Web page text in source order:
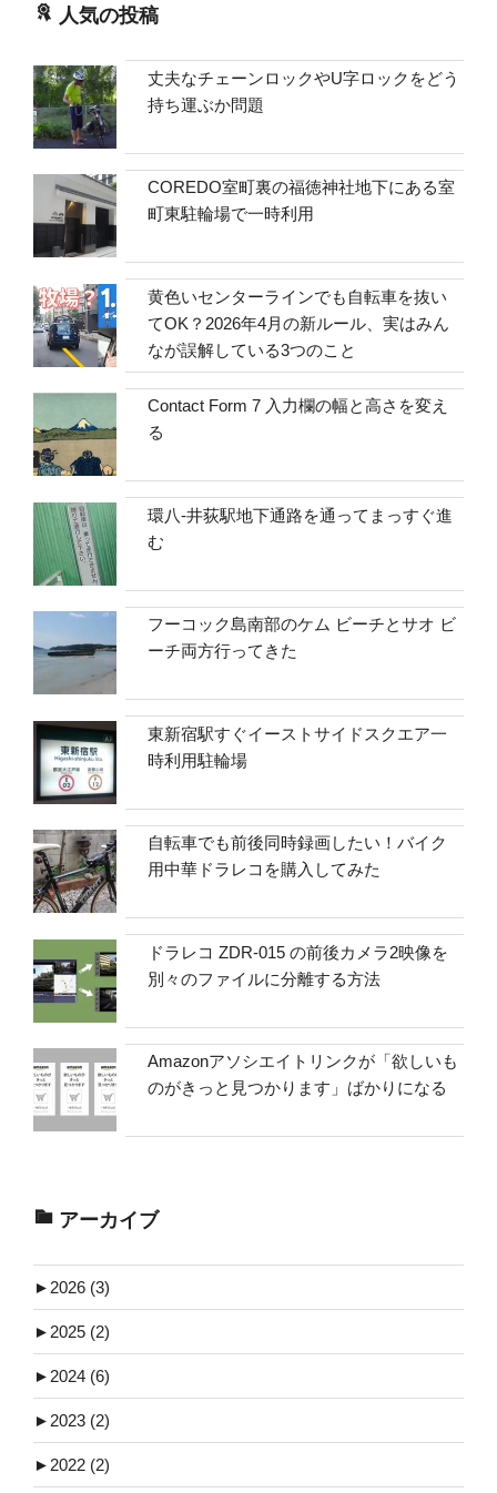
人気の投稿
丈夫なチェーンロックやU字ロックをどう
持ち運ぶか問題
COREDO室町裏の福徳神社地下にある室
町東駐輪場で一時利用
黄色いセンターラインでも自転車を抜い
てOK？2026年4月の新ルール、実はみん
なが誤解している3つのこと
Contact Form 7 入力欄の幅と高さを変え
る
環八-井荻駅地下通路を通ってまっすぐ進
む
フーコック島南部のケム ビーチとサオ ビ
ーチ両方行ってきた
東新宿駅すぐイーストサイドスクエア一
時利用駐輪場
自転車でも前後同時録画したい！バイク
用中華ドラレコを購入してみた
ドラレコ ZDR-015 の前後カメラ2映像を
別々のファイルに分離する方法
Amazonアソシエイトリンクが「欲しいも
のがきっと見つかります」ばかりになる
アーカイブ
► 2026 (3)
► 2025 (2)
► 2024 (6)
► 2023 (2)
► 2022 (2)